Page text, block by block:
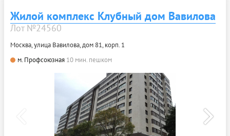
Жилой комплекс Клубный дом Вавилова
Лот №24560
Москва, улица Вавилова, дом 81, корп. 1
м. Профсоюзная 10 мин. пешком